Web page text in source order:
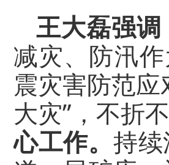
王大磊强调
减灾、防汛
震灾害防范
大灾”，不折
心工作。 持